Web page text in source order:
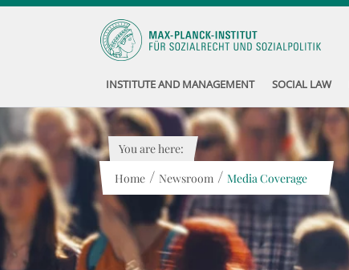
INSTITUTE AND MANAGEMENT SOCIAL LAW
You are here:
Home / Newsroom / Media Coverage